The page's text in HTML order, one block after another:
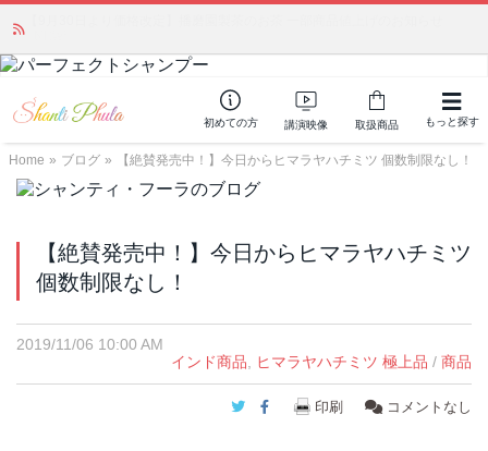
初めての方 講演映像 取扱商品 もっと探す
Home » ブログ » 【絶賛発売中！】今日からヒマラヤハチミツ 個数制限なし！
【絶賛発売中！】今日からヒマラヤハチミツ
個数制限なし！
2019/11/06 10:00 AM
インド商品
ヒマラヤハチミツ 極上品 / 商品
Twitter
Facebook
印刷 コメントなし